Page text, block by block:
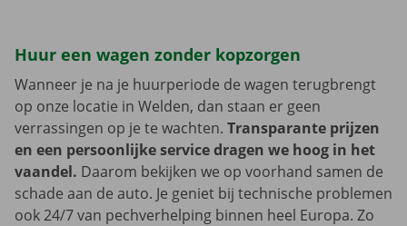
Huur een wagen zonder kopzorgen
Wanneer je na je huurperiode de wagen terugbrengt
op onze locatie in Welden, dan staan er geen
verrassingen op je te wachten. Transparante prijzen
en een persoonlijke service dragen we hoog in het
vaandel. Daarom bekijken we op voorhand samen de
schade aan de auto. Je geniet bij technische problemen
ook 24/7 van pechverhelping binnen heel Europa. Zo